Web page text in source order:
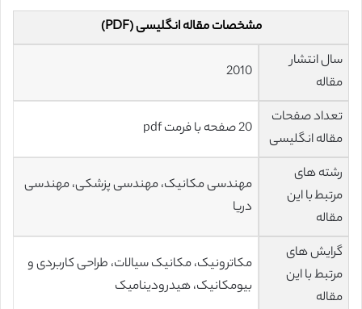
مشخصات مقاله انگلیسی (PDF)
سال انتشار
مقاله
2010
تعداد صفحات
مقاله انگلیسی
20 صفحه با فرمت pdf
رشته های
مرتبط با این
مقاله
مهندسی مکانیک، مهندسی پزشکی، مهندسی
دریا
گرایش های
مرتبط با این
مقاله
مکاترونیک، مکانیک سیالات، طراحی کاربردی و
بیومکانیک، هیدرودینامیک